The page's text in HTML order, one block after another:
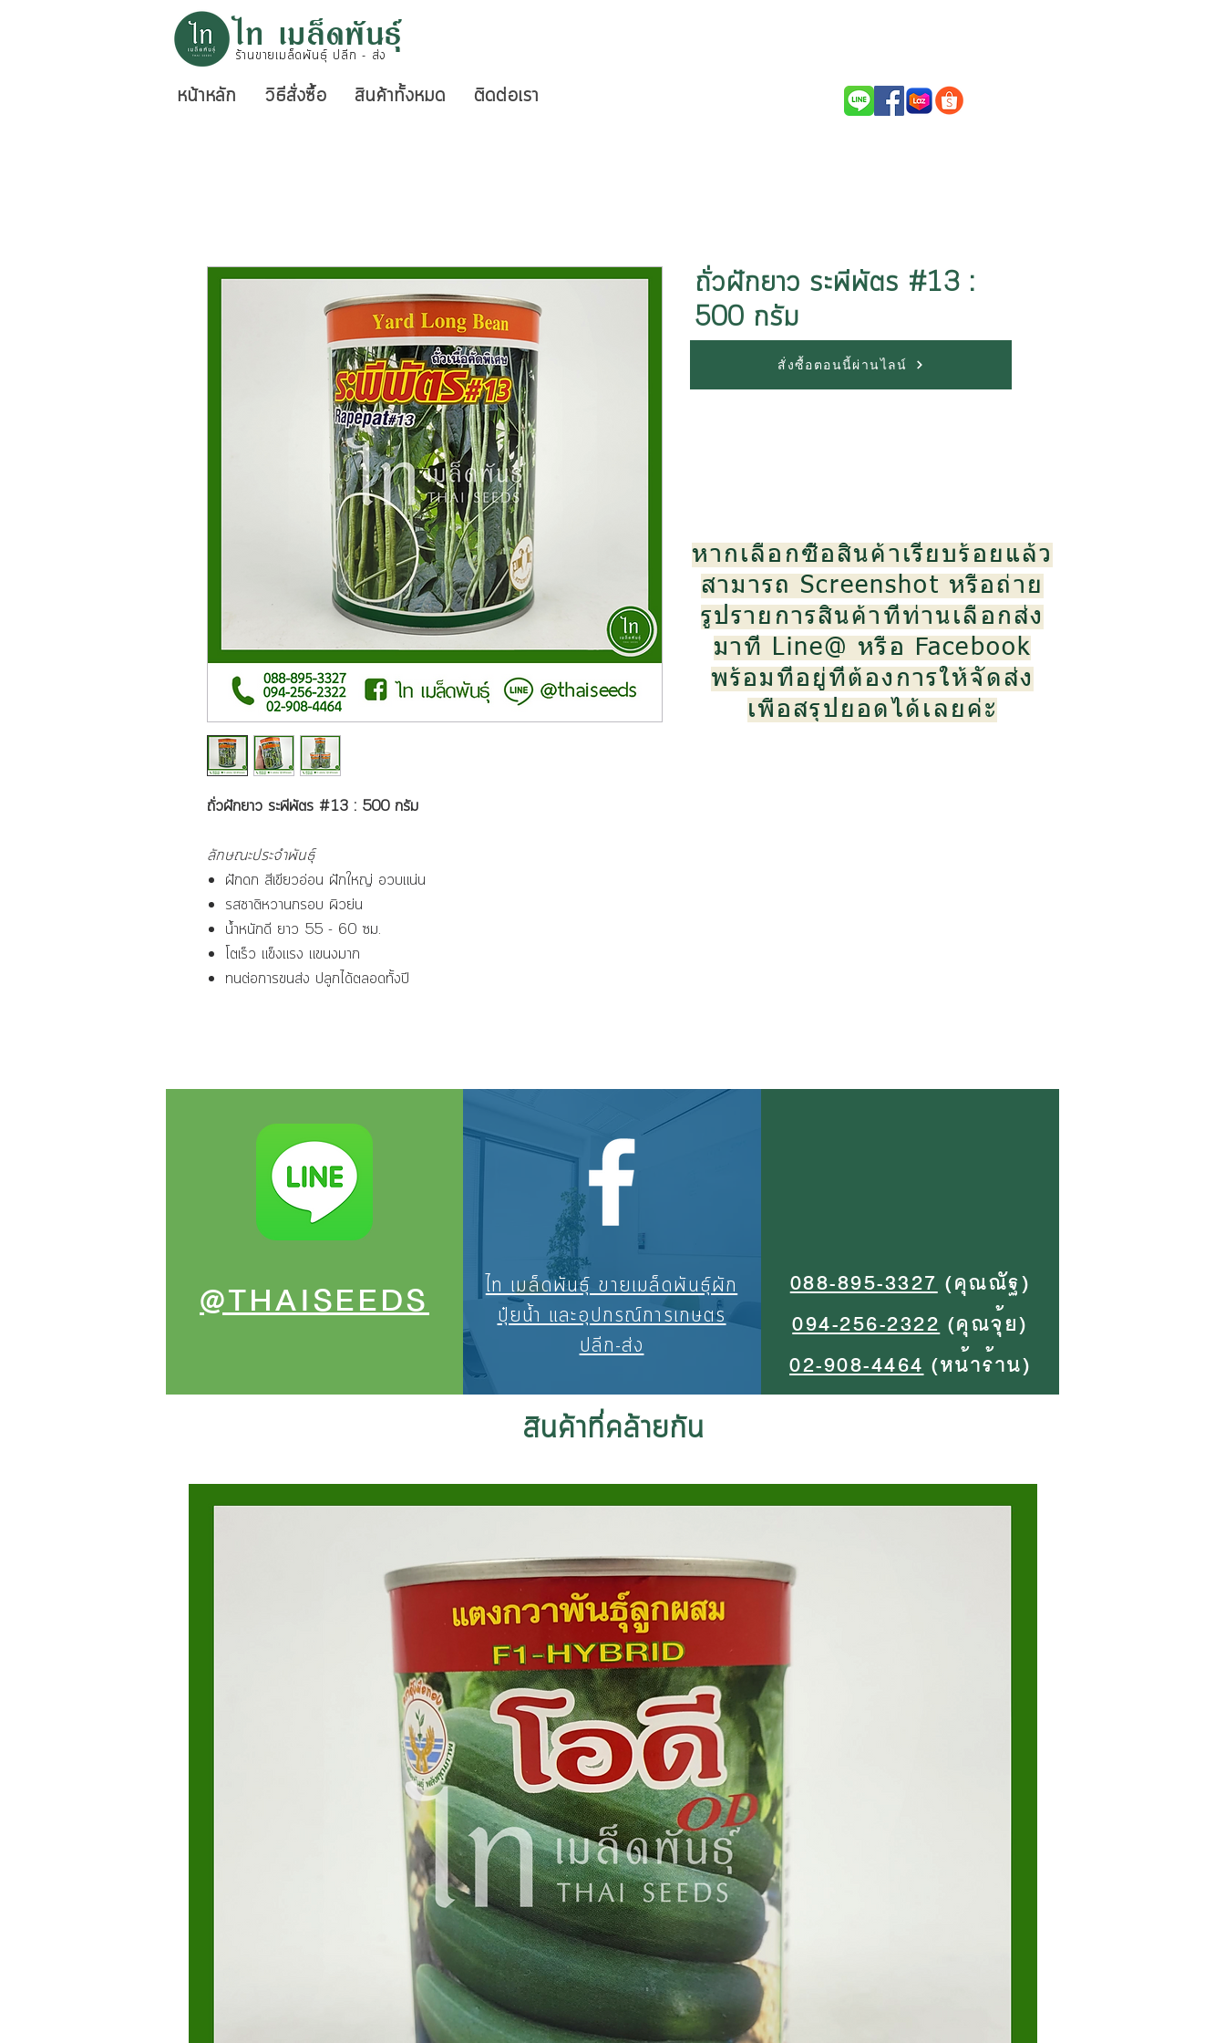
หน้าหลัก วิธีสั่งซื้อ สินค้าทั้งหมด ติดต่อเรา
ไท เมล็ดพันธุ์
ร้านขายเมล็ดพันธุ์ ปลีก - ส่ง
ถั่วฝักยาว ระพีพัตร #13 : 500 กรัม
ลักษณะประจำพันธุ์
ฝักดก สีเขียวอ่อน ฝักใหญ่ อวบแน่น
รสชาติหวานกรอบ ผิวย่น
น้ำหนักดี ยาว 55 - 60 ซม.
โตเร็ว แข็งแรง แขนงมาก
ทนต่อการขนส่ง ปลูกได้ตลอดทั้งปี
ถั่วฝักยาว ระพีพัตร #13 :
500 กรัม
หากเลือกซื้อสินค้าเรียบร้อยแล้ว
สามารถ Screenshot หรือถ่าย
รูปรายการสินค้าที่ท่านเลือกส่ง
มาที่ Line@ หรือ Facebook
พร้อมที่อยู่ที่ต้องการให้จัดส่ง
เพื่อสรุปยอดได้เลยค่ะ
สั่งซื้อตอนนี้ผ่านไลน์
@THAISEEDS
ไท เมล็ดพันธุ์ ขายเมล็ดพันธุ์ผัก
ปุ๋ยน้ำ และอุปกรณ์การเกษตร
ปลีก-ส่ง
088-895-3327(คุณณัฐ)
094-256-2322(คุณจุ้ย)
02-908-4464(หน้าร้าน)
สินค้าที่คล้ายกัน